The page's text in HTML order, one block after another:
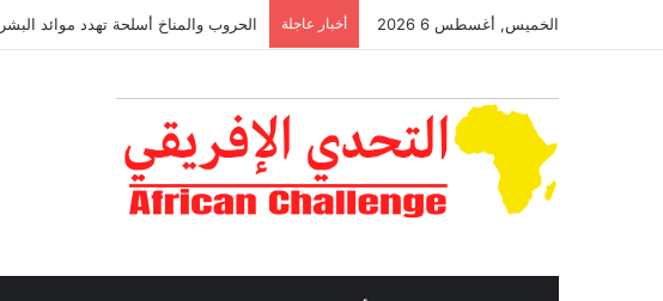
الخميس, أغسطس 6 2026 أخبار عاجلة الحروب والمناخ أسلحة تهدد موائد